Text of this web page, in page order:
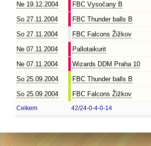
Ne 19.12.2004
FBC Vysočany B
So 27.11.2004
FBC Thunder balls B
So 27.11.2004
FBC Falcons Žižkov
Ne 07.11.2004
Pallotaikurit
Ne 07.11.2004
Wizards DDM Praha 10
So 25.09.2004
FBC Thunder balls B
So 25.09.2004
FBC Falcons Žižkov
Celkem 42/24-0-4-0-14